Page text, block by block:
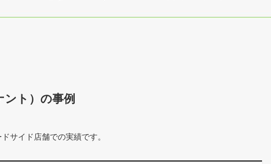
ント）の事例
サイド店舗での実績です。